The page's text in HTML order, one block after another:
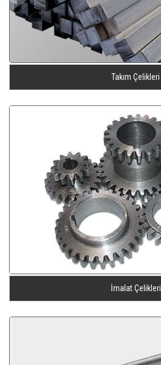
Takım Çelikleri
İmalat Çelikleri